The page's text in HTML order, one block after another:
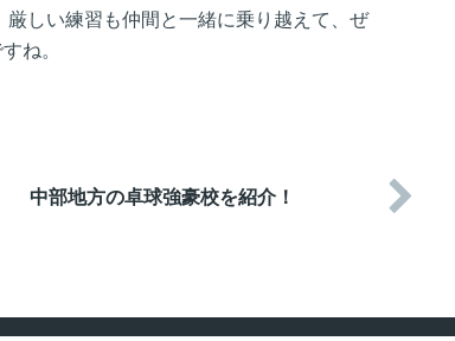
しい練習も仲間と一緒に乗り越えて、ぜ
ね。
中部地方の卓球強豪校を紹介！ 